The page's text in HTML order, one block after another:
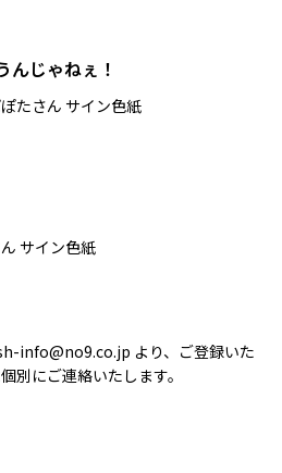
んじゃねぇ！
たさん サイン色紙
サイン色紙
info@no9.co.jp より、ご登録いた
別にご連絡いたします。